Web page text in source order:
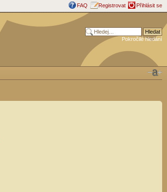
FAQ Registrovat Přihlásit se
Pokročilé hledání